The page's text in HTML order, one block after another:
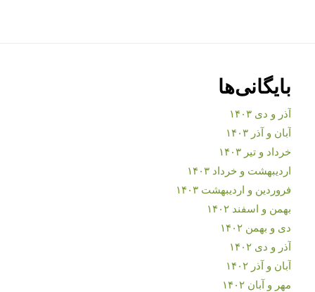
بایگانی‌ها
آذر و دی ۱۴۰۳
آبان و آذر ۱۴۰۳
خرداد و تیر ۱۴۰۳
اردیبهشت و خرداد ۱۴۰۳
فروردین و اردیبهشت ۱۴۰۳
بهمن و اسفند ۱۴۰۲
دی و بهمن ۱۴۰۲
آذر و دی ۱۴۰۲
آبان و آذر ۱۴۰۲
مهر و آبان ۱۴۰۲